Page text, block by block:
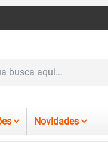
Novidades